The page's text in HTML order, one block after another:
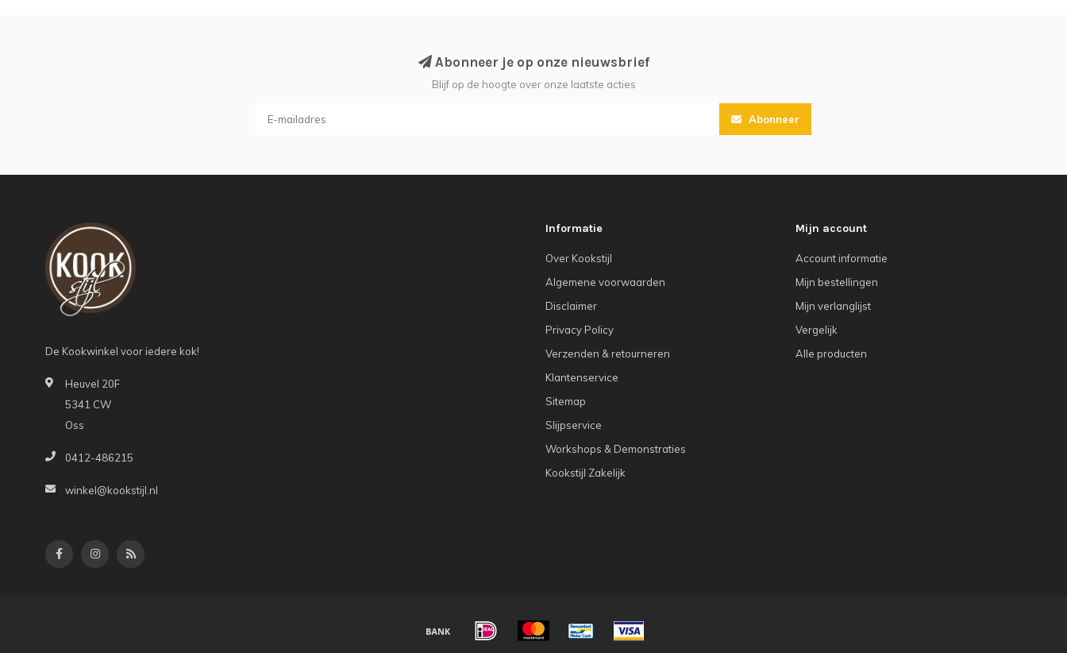
Abonneer je op onze nieuwsbrief
Blijf op de hoogte over onze laatste acties
Abonneer
De Kookwinkel voor iedere kok!
Heuvel 20F
5341 CW
Oss
0412-486215
winkel@kookstijl.nl
Informatie
Over Kookstijl
Algemene voorwaarden
Disclaimer
Privacy Policy
Verzenden & retourneren
Klantenservice
Sitemap
Slijpservice
Workshops & Demonstraties
Kookstijl Zakelijk
Mijn account
Account informatie
Mijn bestellingen
Mijn verlanglijst
Vergelijk
Alle producten